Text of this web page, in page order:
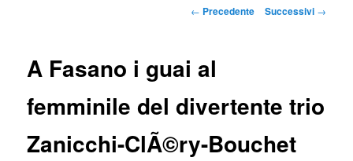
Navigazione
← Precedente Successivi →
A Fasano i guai al
femminile del divertente trio
Zanicchi-ClÃ©ry-Bouchet